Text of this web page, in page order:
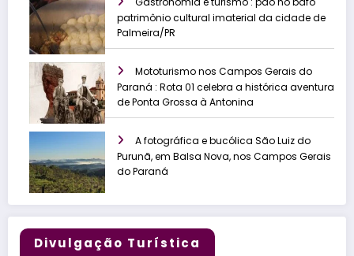
patrimônio cultural imaterial da cidade de
Palmeira/PR
Mototurismo nos Campos Gerais do
Paraná : Rota 01 celebra a histórica aventura
de Ponta Grossa à Antonina
A fotográfica e bucólica São Luiz do
Purunã, em Balsa Nova, nos Campos Gerais
do Paraná
Divulgação Turística